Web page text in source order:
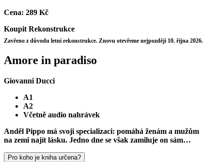
Cena: 289 Kč
Koupit Rekonstrukce
Zavřeno z důvodu letní rekonstrukce. Znovu otevřeme nejpozději 10. října 2026.
Amore in paradiso
Giovanni Ducci
A1
A2
Včetně audio nahrávek
Anděl Pippo má svoji specializaci: pomáhá ženám a mužům
na zemi najít lásku. Jedno dne se však zamiluje on sám…
Pro koho je kniha určena?